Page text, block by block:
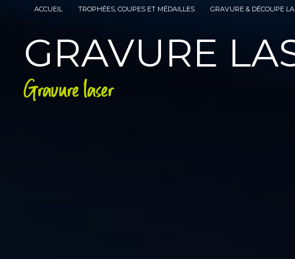
ACCUEIL TROPHÉES, COUPES ET MÉDAILLES GRAVURE & DÉCOUPE
GRAVURE
Gravure laser
Panneau de gestion des cookies